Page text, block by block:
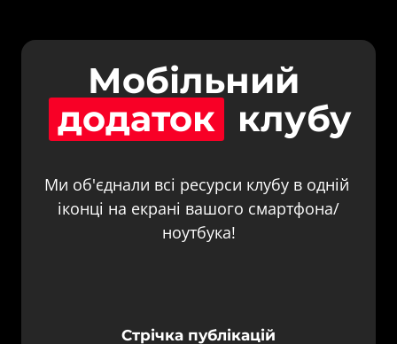
Мобільний
додаток клубу
Ми об'єднали всі ресурси клубу в одній
іконці на екрані вашого смартфона/
ноутбука!
Стрічка публікацій